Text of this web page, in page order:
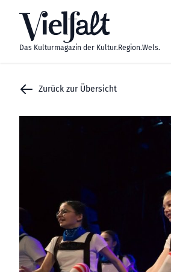
Das Kulturmagazin der Kultur.Region.Wels.
Zurück zur Übersicht